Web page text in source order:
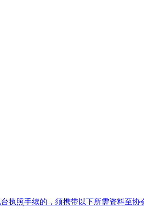
照手续的，须携带以下所需资料至协